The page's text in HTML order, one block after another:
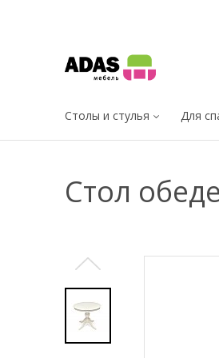
Столы и стулья Для
Стол